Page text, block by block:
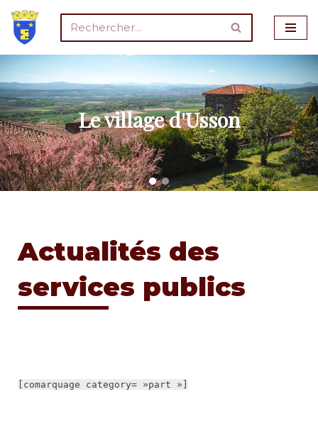
Aller
au
contenu
Le village d'Usson
Actualités des
services publics
[comarquage category= »part »]